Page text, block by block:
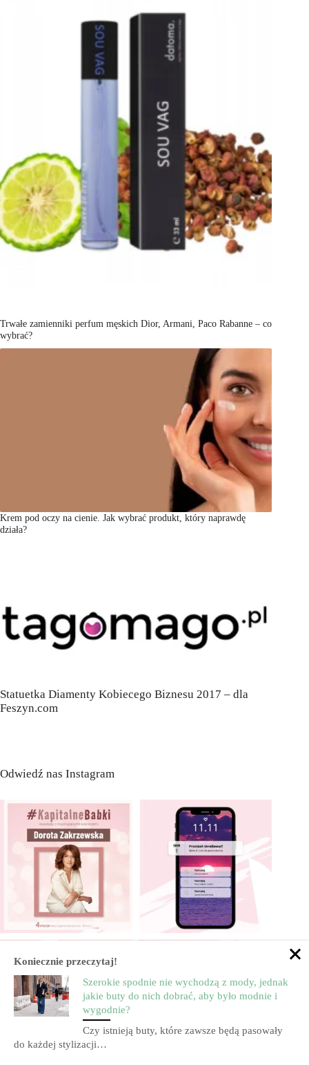
Trwałe zamienniki perfum męskich Dior, Armani, Paco Rabanne – co
wybrać?
Krem pod oczy na cienie. Jak wybrać produkt, który naprawdę
działa?
Statuetka Diamenty Kobiecego Biznesu 2017 – dla
Feszyn.com
Odwiedź nas Instagram
Koniecznie przeczytaj!
Szerokie spodnie nie wychodzą z mody, jednak
jakie buty do nich dobrać, aby było modnie i
wygodnie?
Czy istnieją buty, które zawsze będą pasowały
do każdej stylizacji…